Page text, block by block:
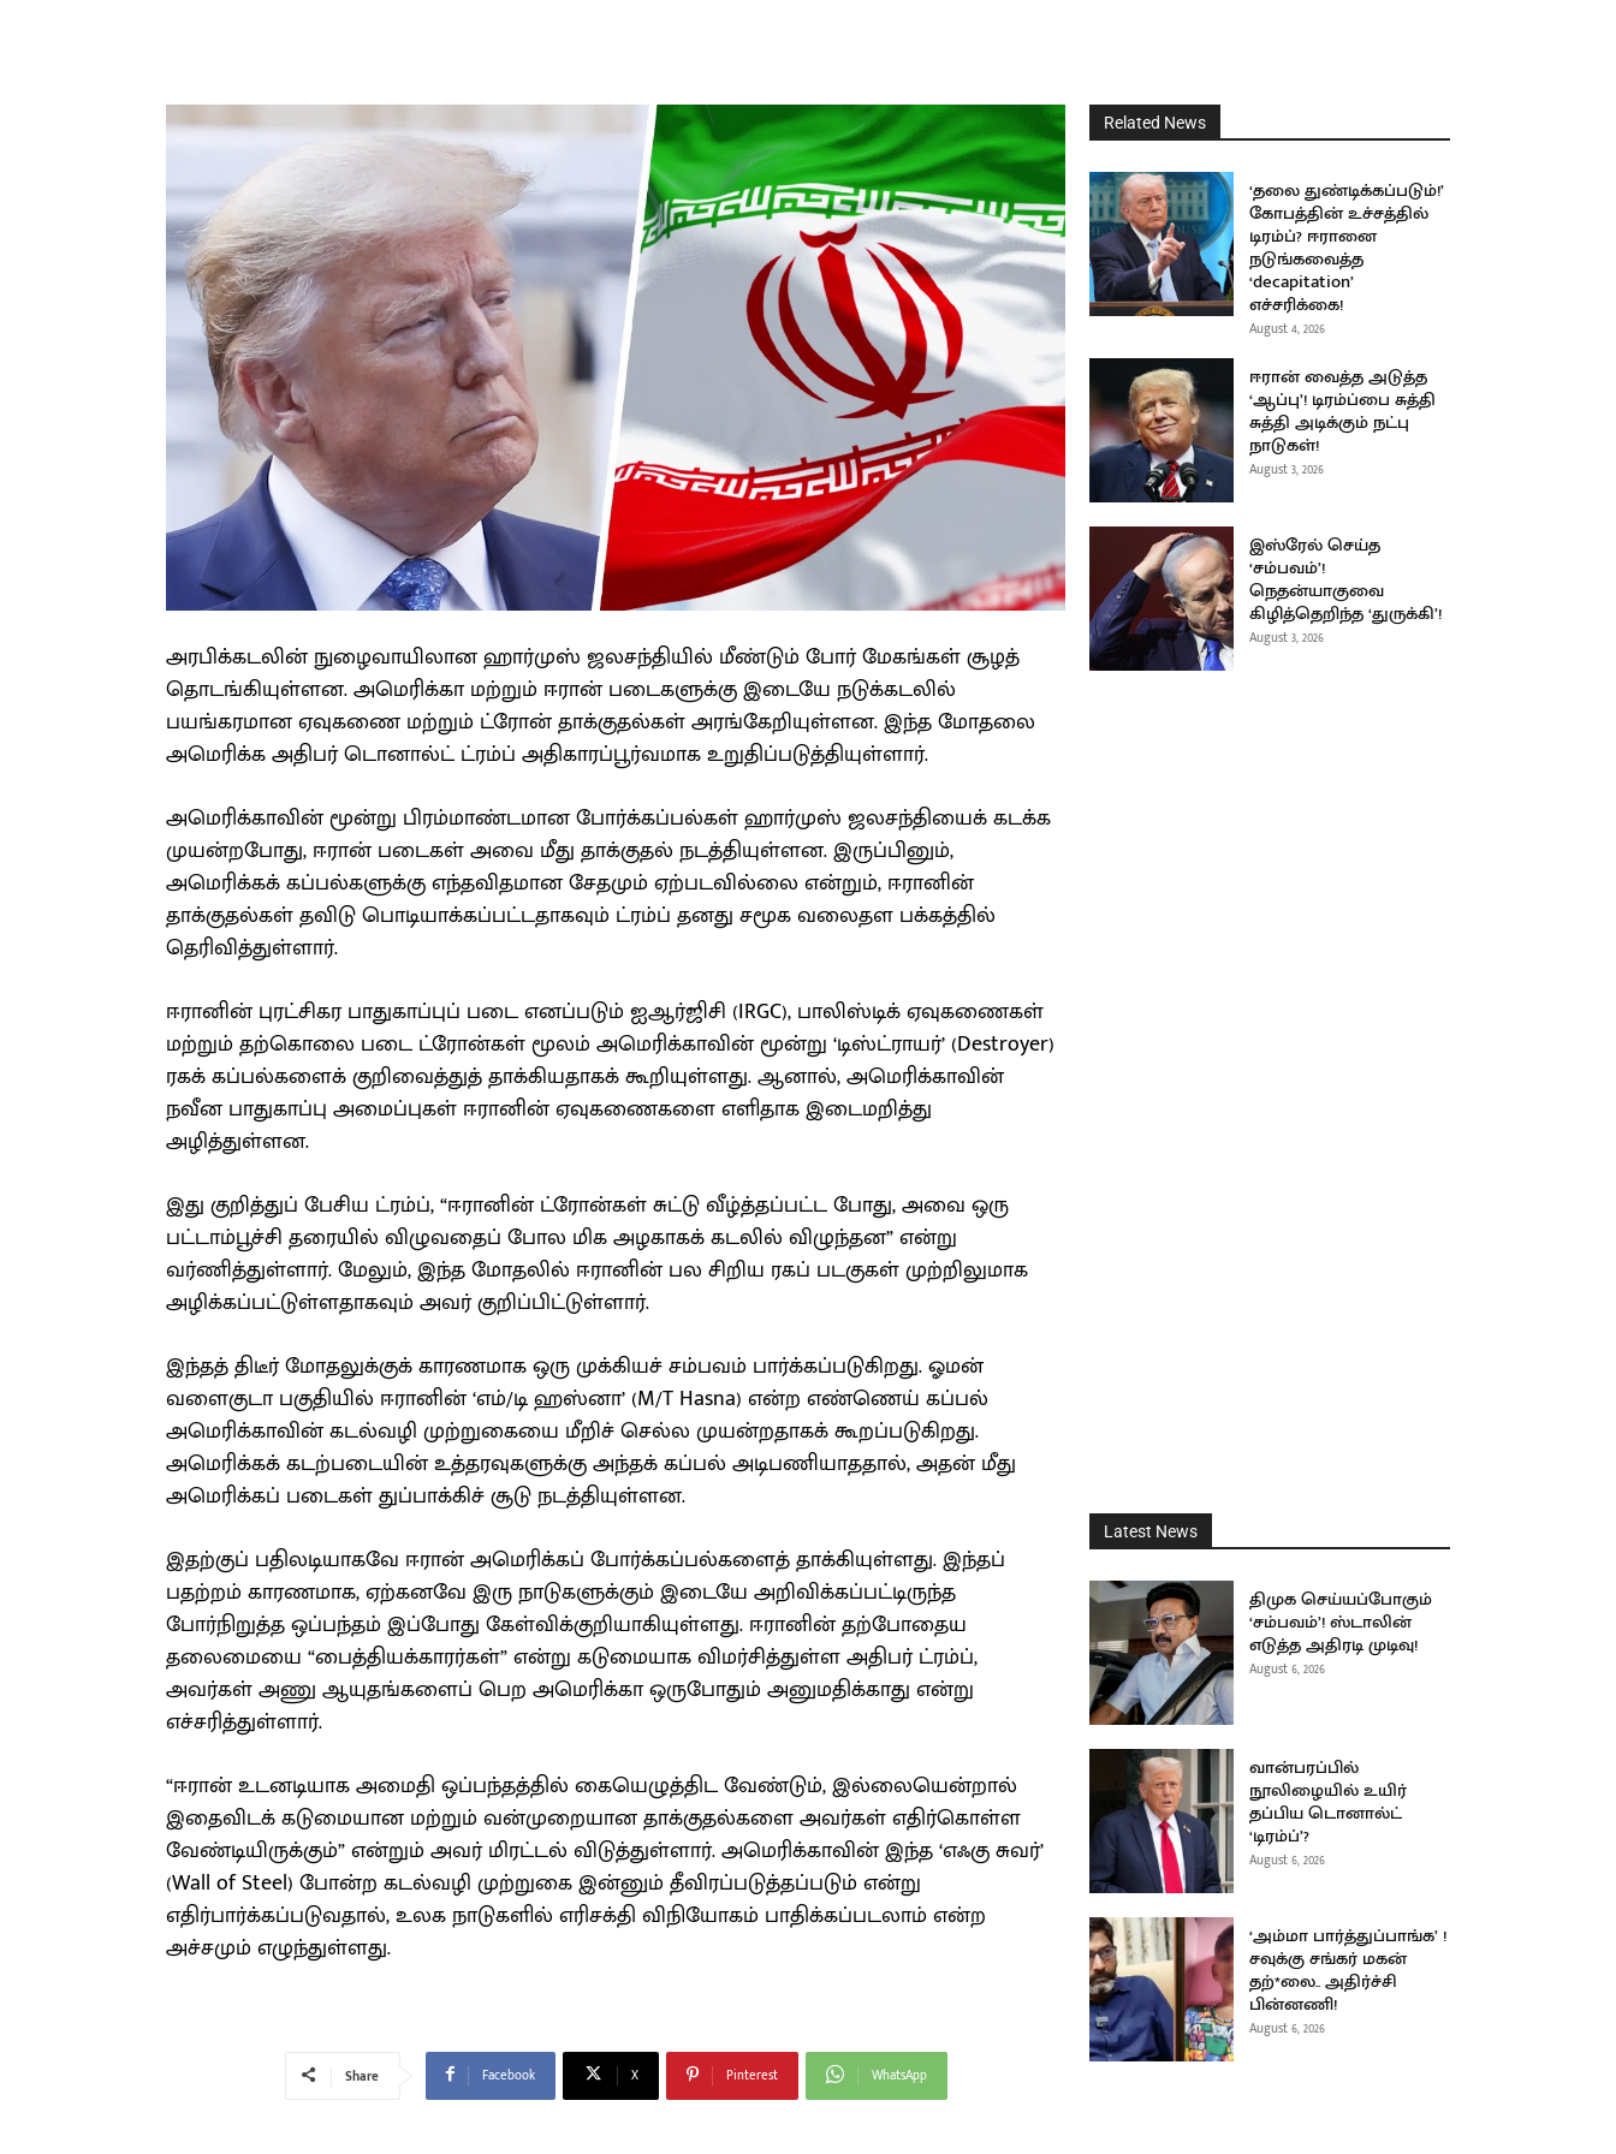
அரபிக்கடலின் நுழைவாயிலான ஹார்முஸ் ஜலசந்தியில் மீண்டும் போர் மேகங்கள் சூழத்
தொடங்கியுள்ளன. அமெரிக்கா மற்றும் ஈரான் படைகளுக்கு இடையே நடுக்கடலில்
பயங்கரமான ஏவுகணை மற்றும் ட்ரோன் தாக்குதல்கள் அரங்கேறியுள்ளன. இந்த மோதலை
அமெரிக்க அதிபர் டொனால்ட் ட்ரம்ப் அதிகாரப்பூர்வமாக உறுதிப்படுத்தியுள்ளார்.
அமெரிக்காவின் மூன்று பிரம்மாண்டமான போர்க்கப்பல்கள் ஹார்முஸ் ஜலசந்தியைக் கடக்க
முயன்றபோது, ஈரான் படைகள் அவை மீது தாக்குதல் நடத்தியுள்ளன. இருப்பினும்,
அமெரிக்கக் கப்பல்களுக்கு எந்தவிதமான சேதமும் ஏற்படவில்லை என்றும், ஈரானின்
தாக்குதல்கள் தவிடு பொடியாக்கப்பட்டதாகவும் ட்ரம்ப் தனது சமூக வலைதள பக்கத்தில்
தெரிவித்துள்ளார்.
ஈரானின் புரட்சிகர பாதுகாப்புப் படை எனப்படும் ஐஆர்ஜிசி (IRGC), பாலிஸ்டிக் ஏவுகணைகள்
மற்றும் தற்கொலை படை ட்ரோன்கள் மூலம் அமெரிக்காவின் மூன்று ‘டிஸ்ட்ராயர்’ (Destroyer)
ரகக் கப்பல்களைக் குறிவைத்துத் தாக்கியதாகக் கூறியுள்ளது. ஆனால், அமெரிக்காவின்
நவீன பாதுகாப்பு அமைப்புகள் ஈரானின் ஏவுகணைகளை எளிதாக இடைமறித்து
அழித்துள்ளன.
இது குறித்துப் பேசிய ட்ரம்ப், “ஈரானின் ட்ரோன்கள் சுட்டு வீழ்த்தப்பட்ட போது, அவை ஒரு
பட்டாம்பூச்சி தரையில் விழுவதைப் போல மிக அழகாகக் கடலில் விழுந்தன” என்று
வர்ணித்துள்ளார். மேலும், இந்த மோதலில் ஈரானின் பல சிறிய ரகப் படகுகள் முற்றிலுமாக
அழிக்கப்பட்டுள்ளதாகவும் அவர் குறிப்பிட்டுள்ளார்.
இந்தத் திடீர் மோதலுக்குக் காரணமாக ஒரு முக்கியச் சம்பவம் பார்க்கப்படுகிறது. ஓமன்
வளைகுடா பகுதியில் ஈரானின் ‘எம்/டி ஹஸ்னா’ (M/T Hasna) என்ற எண்ணெய் கப்பல்
அமெரிக்காவின் கடல்வழி முற்றுகையை மீறிச் செல்ல முயன்றதாகக் கூறப்படுகிறது.
அமெரிக்கக் கடற்படையின் உத்தரவுகளுக்கு அந்தக் கப்பல் அடிபணியாததால், அதன் மீது
அமெரிக்கப் படைகள் துப்பாக்கிச் சூடு நடத்தியுள்ளன.
இதற்குப் பதிலடியாகவே ஈரான் அமெரிக்கப் போர்க்கப்பல்களைத் தாக்கியுள்ளது. இந்தப்
பதற்றம் காரணமாக, ஏற்கனவே இரு நாடுகளுக்கும் இடையே அறிவிக்கப்பட்டிருந்த
போர்நிறுத்த ஒப்பந்தம் இப்போது கேள்விக்குறியாகியுள்ளது. ஈரானின் தற்போதைய
தலைமையை “பைத்தியக்காரர்கள்” என்று கடுமையாக விமர்சித்துள்ள அதிபர் ட்ரம்ப்,
அவர்கள் அணு ஆயுதங்களைப் பெற அமெரிக்கா ஒருபோதும் அனுமதிக்காது என்று
எச்சரித்துள்ளார்.
“ஈரான் உடனடியாக அமைதி ஒப்பந்தத்தில் கையெழுத்திட வேண்டும், இல்லையென்றால்
இதைவிடக் கடுமையான மற்றும் வன்முறையான தாக்குதல்களை அவர்கள் எதிர்கொள்ள
வேண்டியிருக்கும்” என்றும் அவர் மிரட்டல் விடுத்துள்ளார். அமெரிக்காவின் இந்த ‘எஃகு சுவர்’
(Wall of Steel) போன்ற கடல்வழி முற்றுகை இன்னும் தீவிரப்படுத்தப்படும் என்று
எதிர்பார்க்கப்படுவதால், உலக நாடுகளில் எரிசக்தி விநியோகம் பாதிக்கப்படலாம் என்ற
அச்சமும் எழுந்துள்ளது.
Share Facebook X Pinterest WhatsApp
Related News
‘தலை துண்டிக்கப்படும்!’
கோபத்தின் உச்சத்தில்
டிரம்ப்? ஈரானை
நடுங்கவைத்த
‘decapitation’
எச்சரிக்கை!
August 4, 2026
ஈரான் வைத்த அடுத்த
‘ஆப்பு’! டிரம்ப்பை சுத்தி
சுத்தி அடிக்கும் நட்பு
நாடுகள்!
August 3, 2026
இஸ்ரேல் செய்த
‘சம்பவம்’!
நெதன்யாகுவை
கிழித்தெறிந்த ‘துருக்கி’!
August 3, 2026
Latest News
திமுக செய்யப்போகும்
‘சம்பவம்’! ஸ்டாலின்
எடுத்த அதிரடி முடிவு!
August 6, 2026
வான்பரப்பில்
நூலிழையில் உயிர்
தப்பிய டொனால்ட்
‘டிரம்ப்’?
August 6, 2026
‘அம்மா பார்த்துப்பாங்க’ !
சவுக்கு சங்கர் மகன்
தற்*லை.. அதிர்ச்சி
பின்னணி!
August 6, 2026